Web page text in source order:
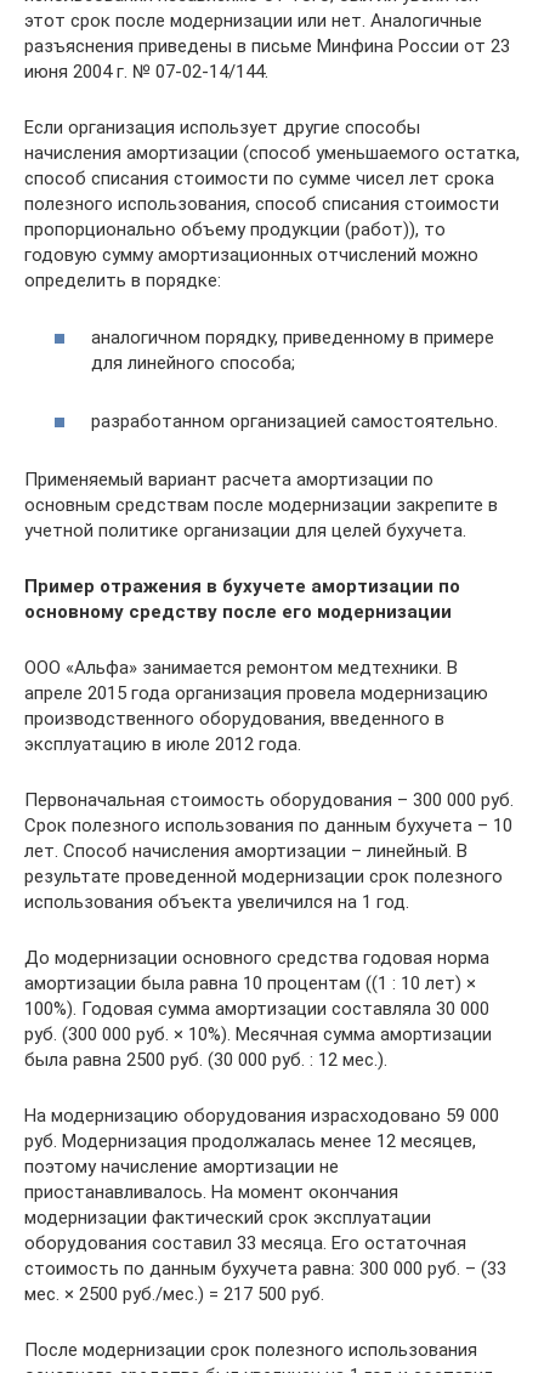
этот срок после модернизации или нет. Аналогичные
разъяснения приведены в письме Минфина России от 23
июня 2004 г. № 07-02-14/144.
Если организация использует другие способы
начисления амортизации (способ уменьшаемого остатка,
способ списания стоимости по сумме чисел лет срока
полезного использования, способ списания стоимости
пропорционально объему продукции (работ)), то
годовую сумму амортизационных отчислений можно
определить в порядке:
аналогичном порядку, приведенному в примере
для линейного способа;
разработанном организацией самостоятельно.
Применяемый вариант расчета амортизации по
основным средствам после модернизации закрепите в
учетной политике организации для целей бухучета.
Пример отражения в бухучете амортизации по
основному средству после его модернизации
ООО «Альфа» занимается ремонтом медтехники. В
апреле 2015 года организация провела модернизацию
производственного оборудования, введенного в
эксплуатацию в июле 2012 года.
Первоначальная стоимость оборудования – 300 000 руб.
Срок полезного использования по данным бухучета – 10
лет. Способ начисления амортизации – линейный. В
результате проведенной модернизации срок полезного
использования объекта увеличился на 1 год.
До модернизации основного средства годовая норма
амортизации была равна 10 процентам ((1 : 10 лет) ×
100%). Годовая сумма амортизации составляла 30 000
руб. (300 000 руб. × 10%). Месячная сумма амортизации
была равна 2500 руб. (30 000 руб. : 12 мес.).
На модернизацию оборудования израсходовано 59 000
руб. Модернизация продолжалась менее 12 месяцев,
поэтому начисление амортизации не
приостанавливалось. На момент окончания
модернизации фактический срок эксплуатации
оборудования составил 33 месяца. Его остаточная
стоимость по данным бухучета равна: 300 000 руб. – (33
мес. × 2500 руб./мес.) = 217 500 руб.
После модернизации срок полезного использования